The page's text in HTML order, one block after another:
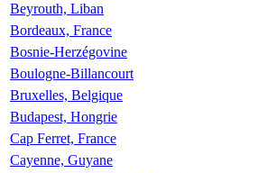
Beyrouth, Liban
Bordeaux, France
Bosnie-Herzégovine
Boulogne-Billancourt
Bruxelles, Belgique
Budapest, Hongrie
Cap Ferret, France
Cayenne, Guyane